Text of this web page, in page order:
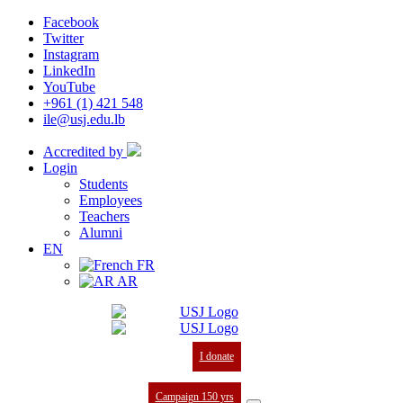
Facebook
Twitter
Instagram
LinkedIn
YouTube
+961 (1) 421 548
ile@usj.edu.lb
Accredited by
Login
Students
Employees
Teachers
Alumni
EN
FR
AR
I donate
Campaign 150 yrs